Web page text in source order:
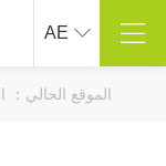
AE
الموقع الحالي：